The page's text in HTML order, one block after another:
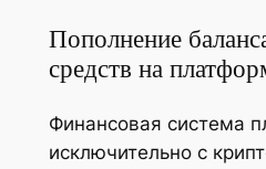
Пополнение
средств на
Финансовая система
исключительно с